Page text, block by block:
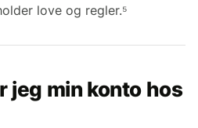
love og regler.⁵
jeg min konto hos